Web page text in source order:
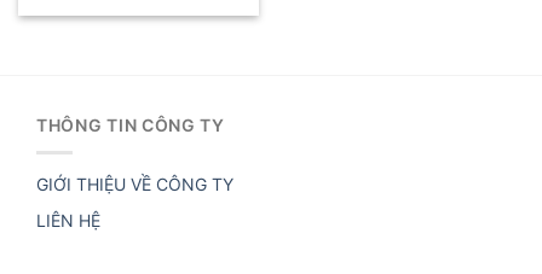
THÔNG TIN CÔNG TY
GIỚI THIỆU VỀ CÔNG TY
LIÊN HỆ